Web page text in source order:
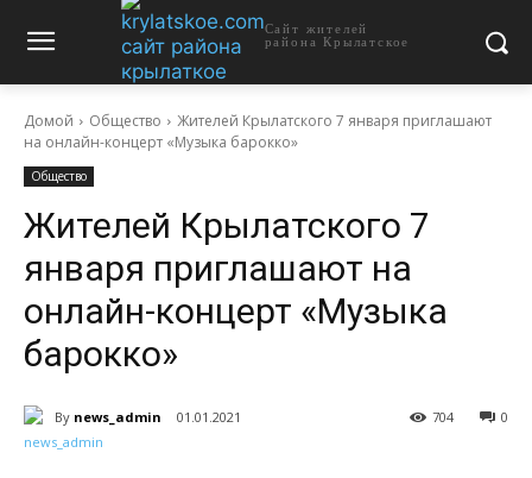
Сайт жителей
района Крылатское
Домой Общество
Жителей Крылатского 7 января приглашают
на онлайн-концерт «Музыка барокко»
Общество
Жителей Крылатского 7
января приглашают на
онлайн-концерт «Музыка
барокко»
By news_admin 01.01.2021 0
704